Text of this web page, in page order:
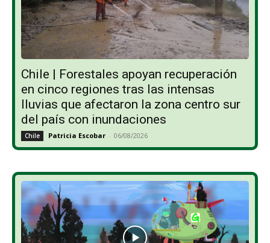
Chile | Forestales apoyan recuperación
en cinco regiones tras las intensas
lluvias que afectaron la zona centro sur
del país con inundaciones
Chile Patricia Escobar - 06/08/2026